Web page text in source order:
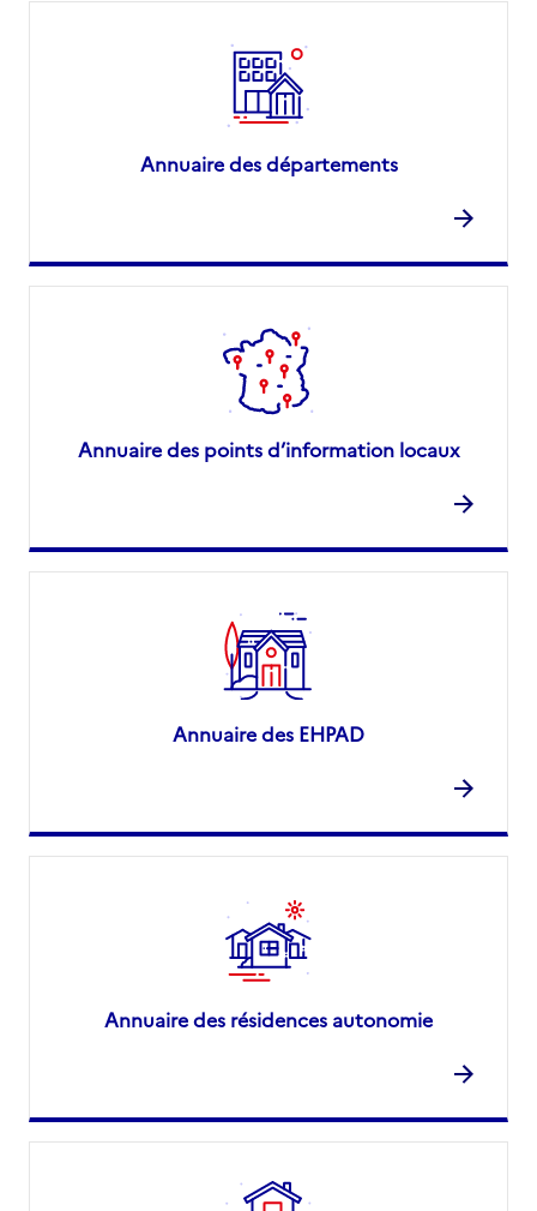
Annuaire des départements
Annuaire des points d’information locaux
Annuaire des EHPAD
Annuaire des résidences autonomie